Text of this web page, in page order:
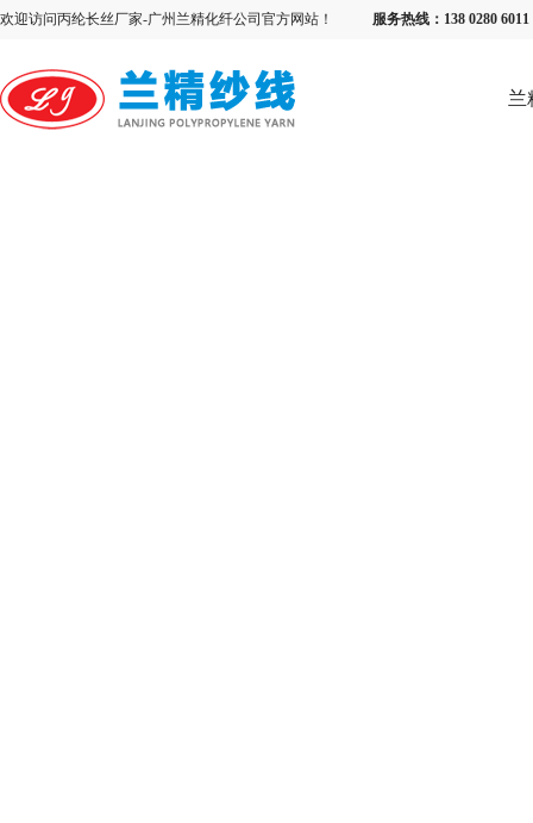
欢迎访问丙纶长丝厂家-广州兰精化纤公司官方网站！ 服务热线：138 0280
兰